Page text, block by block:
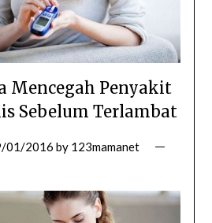
Mencegah Penyakit
Sebelum Terlambat
01/2016 by 123mamanet